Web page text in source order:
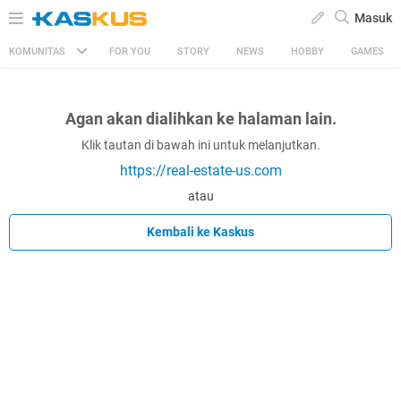
Masuk
KOMUNITAS FOR YOU STORY NEWS HOBBY GAMES
Agan akan dialihkan ke halaman lain.
Klik tautan di bawah ini untuk melanjutkan.
https://real-estate-us.com
atau
Kembali ke Kaskus